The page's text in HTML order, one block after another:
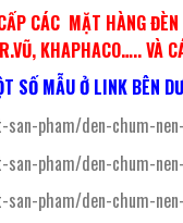
CÁC MẶT HÀNG
KHAPHACO….. VÀ
SỐ MẪU Ở LINK BÊN
pham/den-chum-
pham/den-chum-
pham/den-chum-